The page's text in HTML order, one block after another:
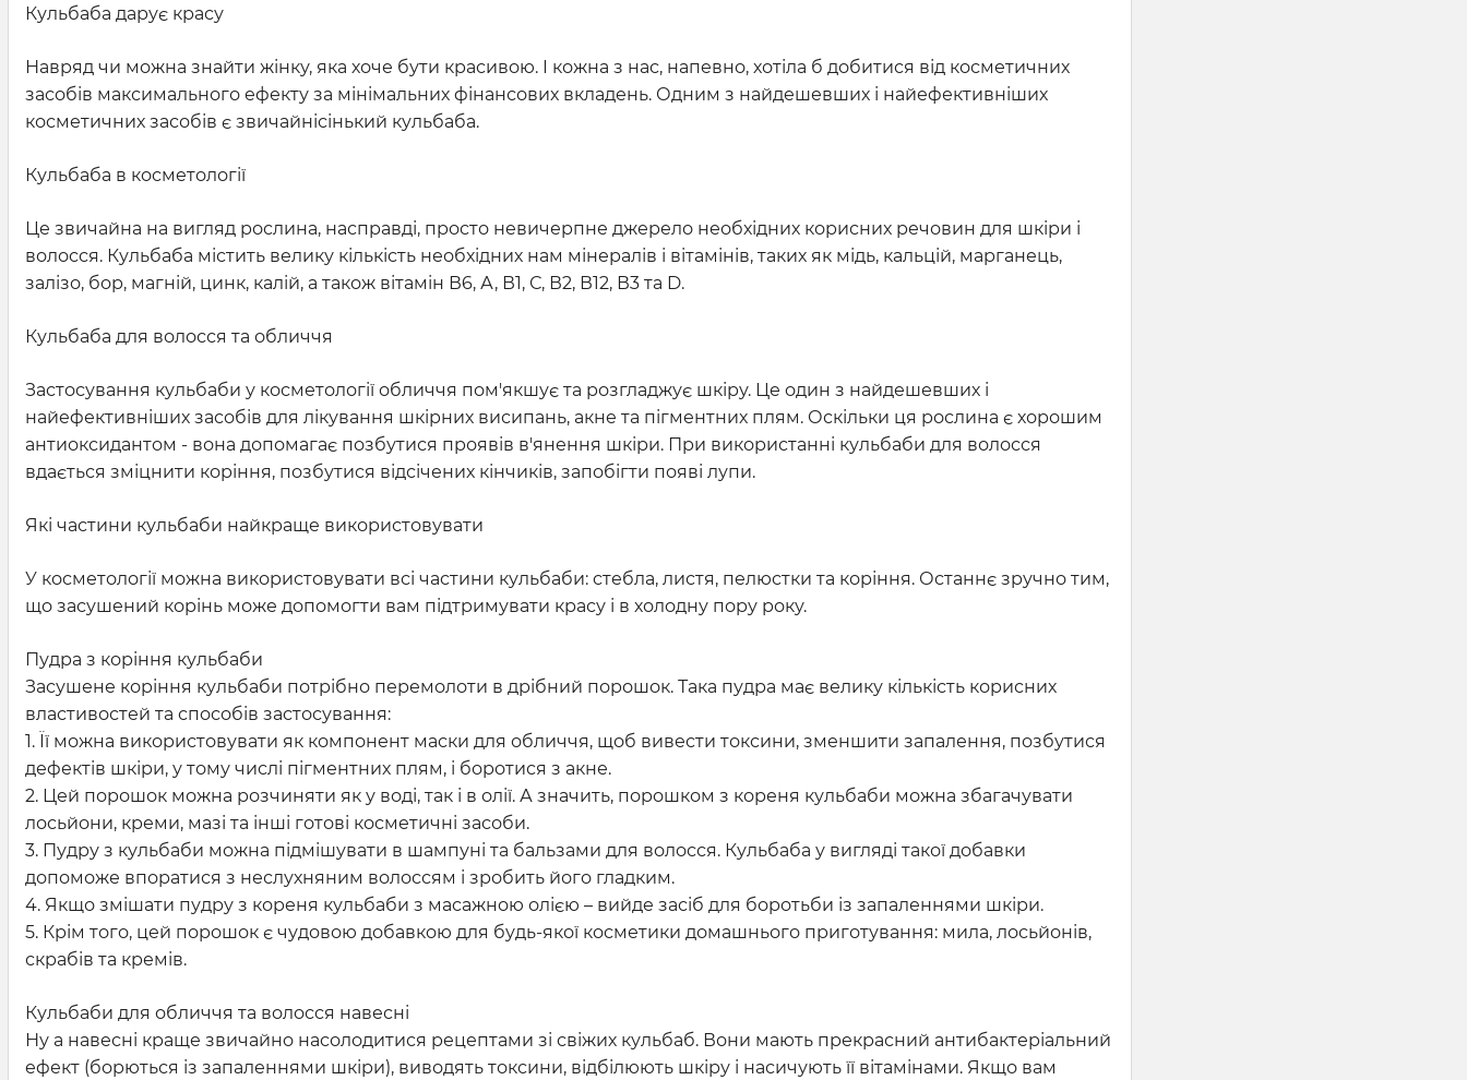
Кульбаба дарує красу
Навряд чи можна знайти жінку, яка хоче бути красивою. І кожна з нас, напевно, хотіла б добитися від косметичних
засобів максимального ефекту за мінімальних фінансових вкладень. Одним з найдешевших і найефективніших
косметичних засобів є звичайнісінький кульбаба.
Кульбаба в косметології
Це звичайна на вигляд рослина, насправді, просто невичерпне джерело необхідних корисних речовин для шкіри і
волосся. Кульбаба містить велику кількість необхідних нам мінералів і вітамінів, таких як мідь, кальцій, марганець,
залізо, бор, магній, цинк, калій, а також вітамін В6, А, В1, С, В2, В12, В3 та D.
Кульбаба для волосся та обличчя
Застосування кульбаби у косметології обличчя пом'якшує та розгладжує шкіру. Це один з найдешевших і
найефективніших засобів для лікування шкірних висипань, акне та пігментних плям. Оскільки ця рослина є хорошим
антиоксидантом - вона допомагає позбутися проявів в'янення шкіри. При використанні кульбаби для волосся
вдається зміцнити коріння, позбутися відсічених кінчиків, запобігти появі лупи.
Які частини кульбаби найкраще використовувати
У косметології можна використовувати всі частини кульбаби: стебла, листя, пелюстки та коріння. Останнє зручно тим,
що засушений корінь може допомогти вам підтримувати красу і в холодну пору року.
Пудра з коріння кульбаби
Засушене коріння кульбаби потрібно перемолоти в дрібний порошок. Така пудра має велику кількість корисних
властивостей та способів застосування:
1. Її можна використовувати як компонент маски для обличчя, щоб вивести токсини, зменшити запалення, позбутися
дефектів шкіри, у тому числі пігментних плям, і боротися з акне.
2. Цей порошок можна розчиняти як у воді, так і в олії. А значить, порошком з кореня кульбаби можна збагачувати
лосьйони, креми, мазі та інші готові косметичні засоби.
3. Пудру з кульбаби можна підмішувати в шампуні та бальзами для волосся. Кульбаба у вигляді такої добавки
допоможе впоратися з неслухняним волоссям і зробить його гладким.
4. Якщо змішати пудру з кореня кульбаби з масажною олією – вийде засіб для боротьби із запаленнями шкіри.
5. Крім того, цей порошок є чудовою добавкою для будь-якої косметики домашнього приготування: мила, лосьйонів,
скрабів та кремів.
Кульбаби для обличчя та волосся навесні
Ну а навесні краще звичайно насолодитися рецептами зі свіжих кульбаб. Вони мають прекрасний антибактеріальний
ефект (борються із запаленнями шкіри), виводять токсини, відбілюють шкіру і насичують її вітамінами. Якщо вам